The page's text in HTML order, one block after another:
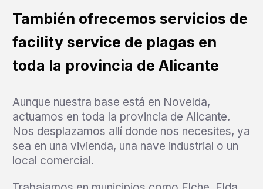
También ofrecemos servicios de
facility service de plagas en
toda la provincia de Alicante
Aunque nuestra base está en Novelda,
actuamos en toda la provincia de Alicante.
Nos desplazamos allí donde nos necesites, ya
sea en una vivienda, una nave industrial o un
local comercial.